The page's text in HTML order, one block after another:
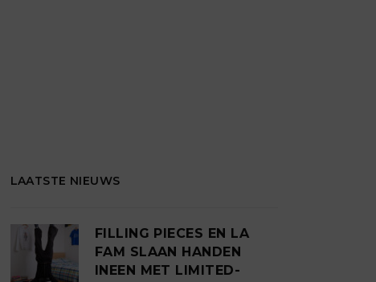
LAATSTE NIEUWS
FILLING PIECES EN LA
FAM SLAAN HANDEN
INEEN MET LIMITED-